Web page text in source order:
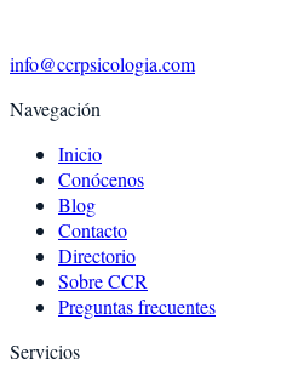
info@ccrpsicologia.com
Navegación
Inicio
Conócenos
Blog
Contacto
Directorio
Sobre CCR
Preguntas frecuentes
Servicios